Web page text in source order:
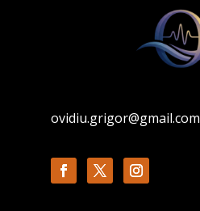
ovidiu.grigor@gmail.com